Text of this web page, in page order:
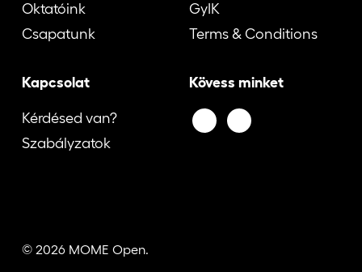
Oktatóink
Csapatunk
GyIK
Terms & Conditions
Kapcsolat
Kérdésed van?
Szabályzatok
Kövess minket
© 2026 MOME Open.